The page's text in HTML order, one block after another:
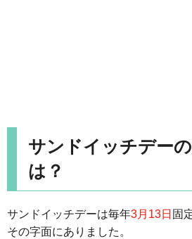
サンドイッチデー
は？
サンドイッチデーは毎年3月13日 固
その字面にありました。